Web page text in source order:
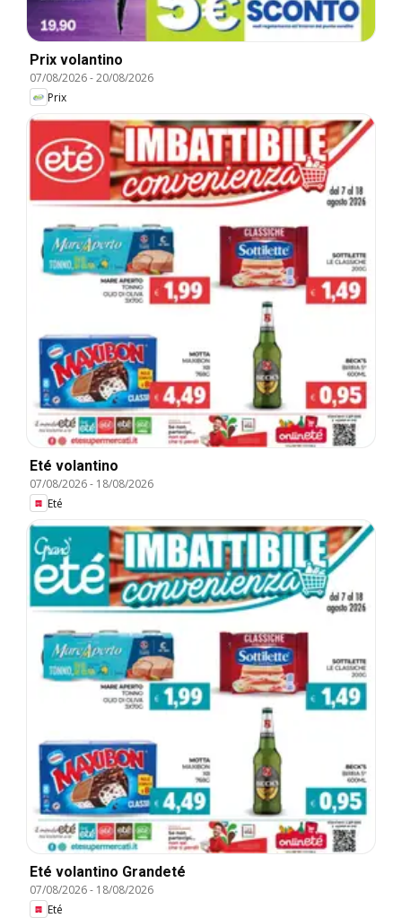
Prix volantino
07/08/2026-20/08/2026
Prix
Eté volantino
07/08/2026- 18/08/2026
Eté
Eté volantino Grandeté
07/08/2026- 18/08/2026
Eté